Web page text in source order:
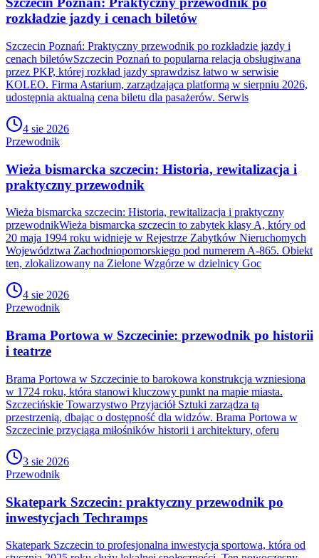
rozkładzie jazdy i cenach biletów
Szczecin Poznań: Praktyczny przewodnik po rozkładzie jazdy i
cenach biletówSzczecin Poznań to popularna relacja obsługiwana
przez PKP, której rozkład jazdy sprawdzisz łatwo w serwisie
KOLEO. Firma Astarium, zarządzająca platformą w sierpniu 2026,
udostępnia aktualną cena biletu dla pasażerów. Serwis
4 sie 2026
Przewodnik
Wieża bismarcka szczecin: Historia, rewitalizacja i
praktyczny przewodnik
Wieża bismarcka szczecin: Historia, rewitalizacja i praktyczny
przewodnikWieża bismarcka szczecin to zabytek klasy A, który od
20 maja 1994 roku widnieje w Rejestrze Zabytków Nieruchomych
Województwa Zachodniopomorskiego pod numerem A-865. Obiekt
ten, zlokalizowany na Zielone Wzgórze w dzielnicy Goc
4 sie 2026
Przewodnik
Brama Portowa w Szczecinie: przewodnik po historii
i teatrze
Brama Portowa w Szczecinie to barokowa konstrukcja wzniesiona
w 1724 roku, która stanowi kluczowy punkt na mapie miasta.
Szczecińskie Towarzystwo Przyjaciół Sztuki zarządza tą
przestrzenią, dbając o dostępność dla widzów. Brama Portowa w
Szczecinie przyciąga miłośników historii i architektury, oferu
3 sie 2026
Przewodnik
Skatepark Szczecin: praktyczny przewodnik po
inwestycjach Techramps
Skatepark Szczecin to profesjonalna inwestycja sportowa, która od